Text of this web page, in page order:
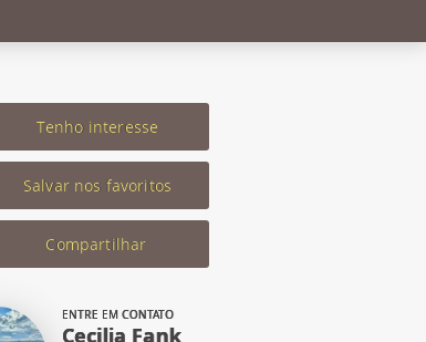
Tenho interesse
Salvar nos favoritos
Compartilhar
ENTRE EM CONTATO
Cecilia Fank